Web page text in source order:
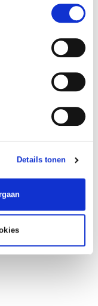
Details tonen